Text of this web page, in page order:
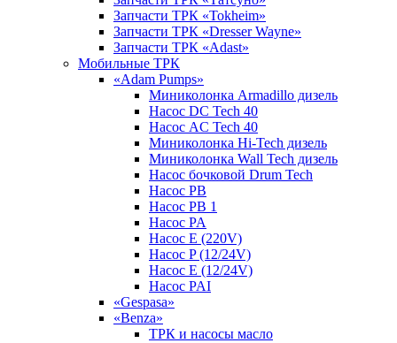
Запчасти ТРК «Tokheim»
Запчасти ТРК «Dresser Wayne»
Запчасти ТРК «Adast»
Мобильные ТРК
«Adam Pumps»
Миниколонка Armadillo дизель
Насос DC Tech 40
Насос AC Tech 40
Миниколонка Hi-Tech дизель
Миниколонка Wall Tech дизель
Насос бочковой Drum Tech
Насос PB
Насос PB 1
Насос PA
Насос E (220V)
Насос P (12/24V)
Насос E (12/24V)
Насос PAI
«Gespasa»
«Benza»
ТРК и насосы масло